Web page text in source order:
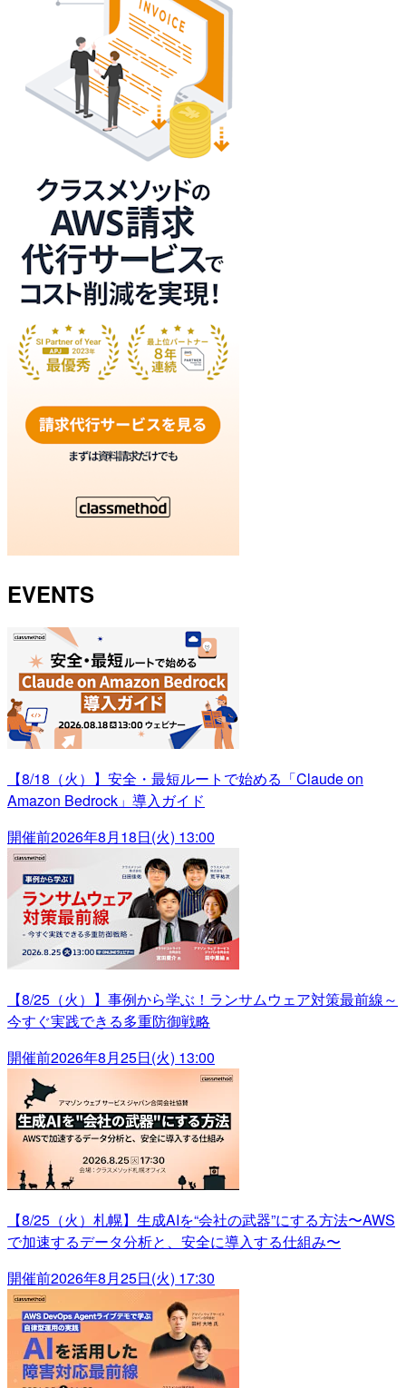
EVENTS
【8/18（火）】安全・最短ルートで始める「Claude on
Amazon Bedrock」導入ガイド
開催前2026年8月18日(火) 13:00
【8/25（火）】事例から学ぶ！ランサムウェア対策最前線～
今すぐ実践できる多重防御戦略
開催前2026年8月25日(火) 13:00
【8/25（火）札幌】生成AIを“会社の武器”にする方法〜AWS
で加速するデータ分析と、安全に導入する仕組み〜
開催前2026年8月25日(火) 17:30